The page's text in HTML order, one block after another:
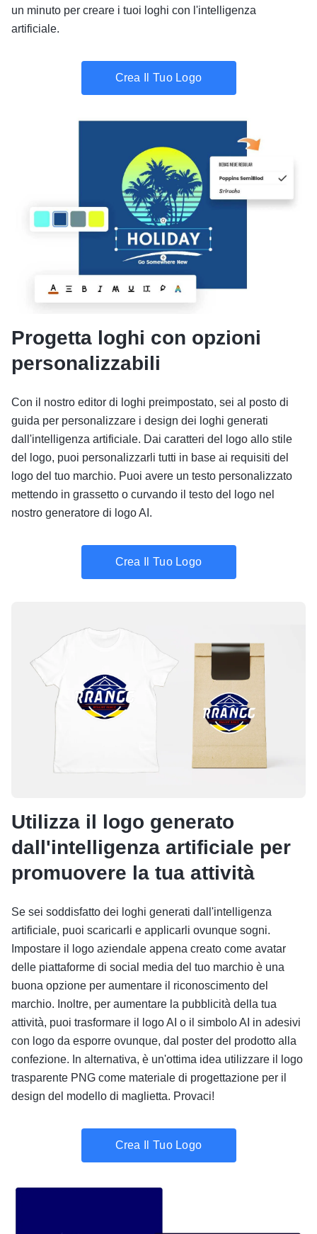
un minuto per creare i tuoi loghi con l'intelligenza
artificiale.
Crea Il Tuo Logo
Progetta loghi con opzioni
personalizzabili
Con il nostro editor di loghi preimpostato, sei al posto di
guida per personalizzare i design dei loghi generati
dall'intelligenza artificiale. Dai caratteri del logo allo stile
del logo, puoi personalizzarli tutti in base ai requisiti del
logo del tuo marchio. Puoi avere un testo personalizzato
mettendo in grassetto o curvando il testo del logo nel
nostro generatore di logo AI.
Crea Il Tuo Logo
Utilizza il logo generato
dall'intelligenza artificiale per
promuovere la tua attività
Se sei soddisfatto dei loghi generati dall'intelligenza
artificiale, puoi scaricarli e applicarli ovunque sogni.
Impostare il logo aziendale appena creato come avatar
delle piattaforme di social media del tuo marchio è una
buona opzione per aumentare il riconoscimento del
marchio. Inoltre, per aumentare la pubblicità della tua
attività, puoi trasformare il logo AI o il simbolo AI in adesivi
con logo da esporre ovunque, dal poster del prodotto alla
confezione. In alternativa, è un'ottima idea utilizzare il logo
trasparente PNG come materiale di progettazione per il
design del modello di maglietta. Provaci!
Crea Il Tuo Logo